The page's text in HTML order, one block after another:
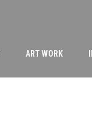
ART WORK